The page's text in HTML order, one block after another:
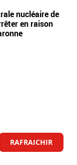
nucléaire de
en raison
RAFRAICHIR